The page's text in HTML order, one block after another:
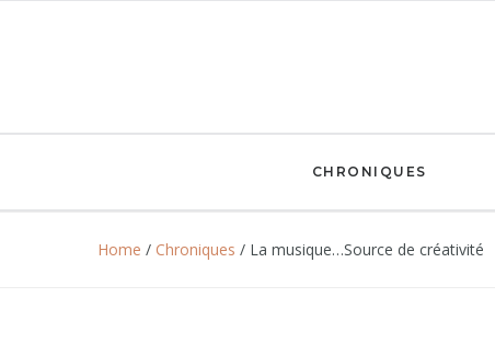
CHRONIQUES
Home / Chroniques / La musique…Source de créativité